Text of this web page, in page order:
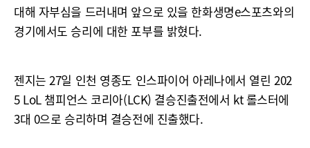
대해 자부심을 드러내며 앞으로 있을 한화생명e스포츠와의
경기에서도 승리에 대한 포부를 밝혔다.
젠지는 27일 인천 영종도 인스파이어 아레나에서 열린 202
5 LoL 챔피언스 코리아(LCK) 결승진출전에서 kt 롤스터에
3대 0으로 승리하며 결승전에 진출했다.